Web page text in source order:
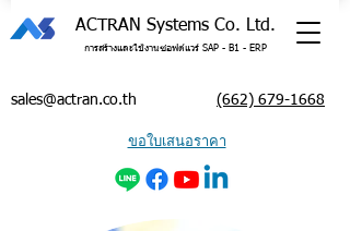
ACTRAN Systems Co. Ltd.
การสร้างและใช้งานซอฟต์แวร์ SAP - B1 - ERP
sales@actran.co.th (662) 679-1668
ขอใบเสนอราคา